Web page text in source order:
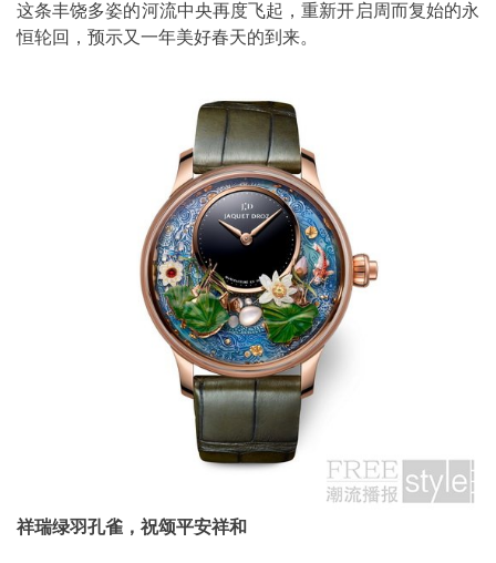
这条丰饶多姿的河流中央再度飞起，重新开启周而复始的永
恒轮回，预示又一年美好春天的到来。
祥瑞绿羽孔雀，祝颂平安祥和